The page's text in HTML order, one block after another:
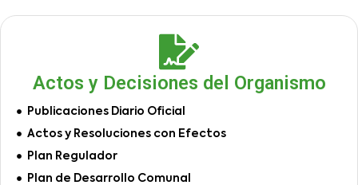
Actos y Decisiones del Organismo
Publicaciones Diario Oficial
Actos y Resoluciones con Efectos
Plan Regulador
Plan de Desarrollo Comunal